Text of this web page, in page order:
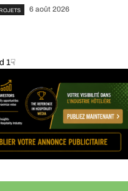
6 août 2026
1☟